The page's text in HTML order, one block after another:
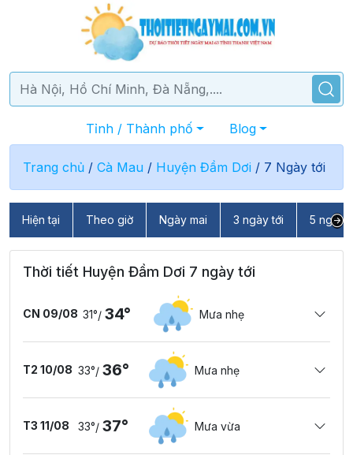
Tỉnh / Thành phố Blog
Trang chủ / Cà Mau / Huyện Đầm Dơi / 7 Ngày tới
Hiện tại Theo giờ Ngày mai 3 ngày tới 5 ngày
Thời tiết Huyện Đầm Dơi 7 ngày tới
CN 09/08 31°/ 34° Mưa nhẹ
T2 10/08 33°/ 36° Mưa nhẹ
T3 11/08 33°/ 37° Mưa vừa